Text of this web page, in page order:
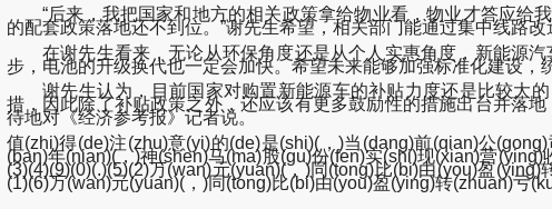
“后来，我把国家和地方的相关政策拿给物业看，物业才答应给
的配套政策落地还不到位。”谢先生希望，相关部门能通过集中线路
在谢先生看来，无论从环保角度还是从个人实惠角度，新能源汽
步，电池的升级换代也一定会加快。希望未来能够加强标准化建设，
谢先生认为，目前国家对购置新能源车的补贴力度还是比较大的
措，因此除了补贴政策之外，还应该有更多鼓励性的措施出台并落
待地对《经济参考报》记者说。
值(zhi)得(de)注(zhu)意(yi)的(de)是(shi)(，)当(dang)前(qian)公
(ban)年(nian)(，)神(shen)马(ma)股(gu)份(fen)实(shi)现(xian)营
(3)(4)(9)(0)(.)(5)(2)万(wan)元(yuan)(，)同(tong)比(bi)由(you)盈
(1)(6)万(wan)元(yuan)(，)同(tong)比(bi)由(you)盈(ying)转(zhuan)亏